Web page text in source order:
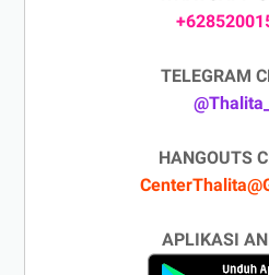
TELEGRAM
HANGOUTS
APLIKASI